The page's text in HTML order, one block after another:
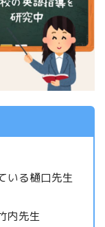
いる樋口先生
内先生